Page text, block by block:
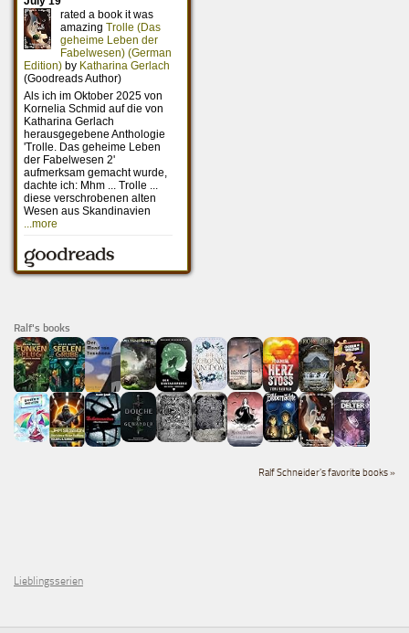
Ralf's books
Ralf Schneider's favorite books »
Lieblingsserien